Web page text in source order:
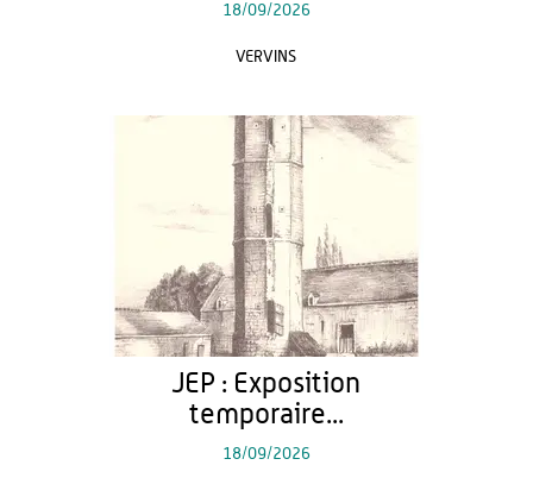
18/09/2026
VERVINS
JEP : Exposition
temporaire...
18/09/2026